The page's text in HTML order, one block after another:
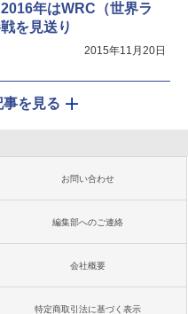
年はWRC（世界ラ
を見送り
2015年11月20日
事を見る
お問い合わせ
編集部へのご連絡
会社概要
特定商取引法に基づく表示